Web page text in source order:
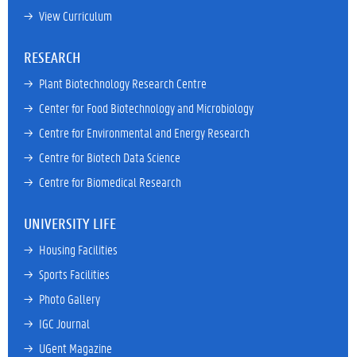
→ View Curriculum
RESEARCH
→ Plant Biotechnology Research Centre
→ Center for Food Biotechnology and Microbiology
→ Centre for Environmental and Energy Research
→ Centre for Biotech Data Science
→ Centre for Biomedical Research
UNIVERSITY LIFE
→ Housing Facilities
→ Sports Facilities
→ Photo Gallery
→ IGC Journal
→ UGent Magazine